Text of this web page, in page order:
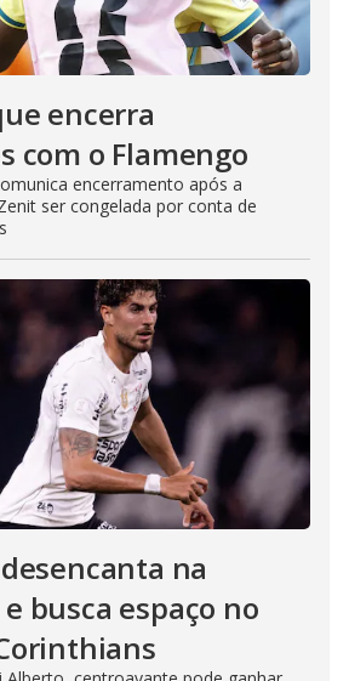
encerra
com o Flamengo
encerramento após a
ser congelada por conta de
na
busca espaço no